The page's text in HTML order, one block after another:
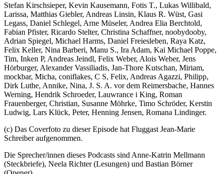
Stefan Kirschsieper, Kevin Kausemann, Fotis T., Lukas Willibald,
Larissa, Matthias Giebler, Andreas Linsin, Klaus R. Wüst, Gasi
Legass, Daniel Schlegel, Arne Müseler, Andrea Elia Berchtold,
Fabian Pfister, Ricardo Stelter, Christina Schaffner, noobydooby,
Adrian Spiegel, Michael Harms, Daniel Freiesleben, Raya Katz,
Felix Keller, Nina Barberi, Manu S., Ira Adam, Kai Michael Poppe,
Tim, Inken P, Andreas Jeindl, Felix Weber, Alois Weber, Jens
Hörburger, Alexander Vassiliadis, Jan-Thore Kutschan, Miriam,
mockbar, Micha, coniflakes, C S, Felix, Andreas Agazzi, Philipp,
Dirk Luthe, Annike, Nina, J. S. A. vor dem Reimersbache, Hannes
Werning, Hendrik Schroeder, Lauwrance i King, Roman
Frauenberger, Christian, Susanne Möhrke, Timo Schröder, Kerstin
Ludwig, Lars Klück, Peter, Henning Jensen, Romana Lindinger.
(c) Das Coverfoto zu dieser Episode hat Fluggast Jean-Marie
Schreiber aufgenommen.
Die Sprecher/innen dieses Podcasts sind Anne-Katrin Mellmann
(Steckbriefe), Neela Richter (Lesungen) und Bastian Börner